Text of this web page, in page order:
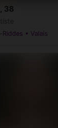
38
• Valais